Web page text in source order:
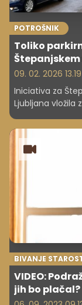
POTROŠNIK
Toliko
09. 02. 2026 13.19
Iniciativa za
Ljubljana vložila
skupnosti
parkirnih mest.
začasno omilili
pozvali, naj ne
BIVANJE
VIDEO:
jih bo plačal?